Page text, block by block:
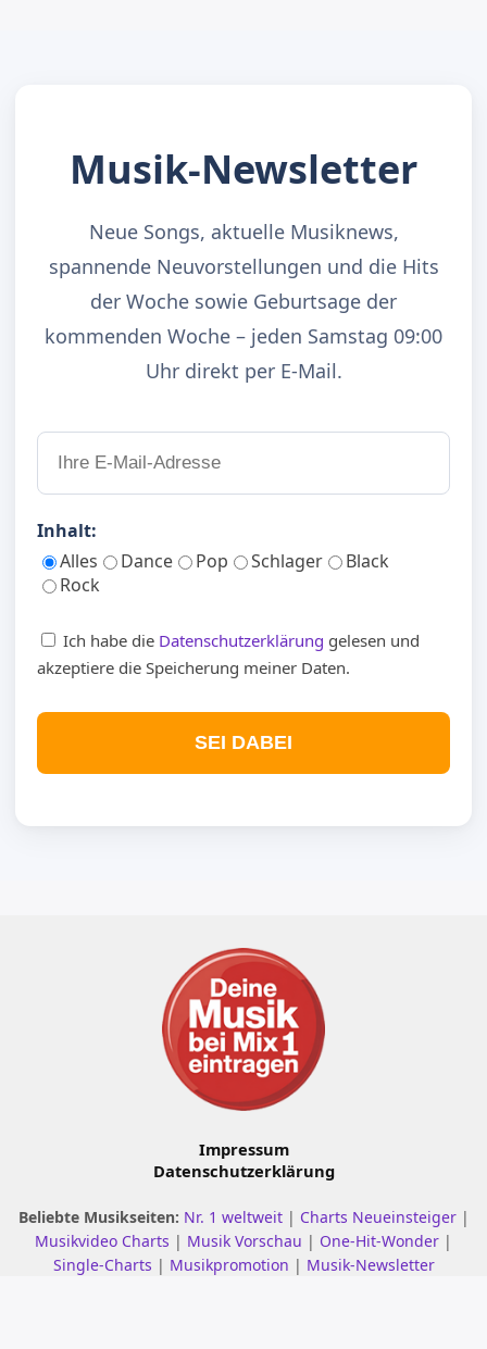
Musik-Newsletter
Neue Songs, aktuelle Musiknews,
spannende Neuvorstellungen und die Hits
der Woche sowie Geburtsage der
kommenden Woche – jeden Samstag 09:00
Uhr direkt per E-Mail.
Inhalt:
Alles
Dance Pop Schlager
Black
Rock
Ich habe die Datenschutzerklärung gelesen und
akzeptiere die Speicherung meiner Daten.
SEI DABEI
Impressum
Datenschutzerklärung
Beliebte Musikseiten: Nr. 1 weltweit | Charts Neueinsteiger |
Musikvideo Charts | Musik Vorschau | One-Hit-Wonder |
Single-Charts | Musikpromotion | Musik-Newsletter